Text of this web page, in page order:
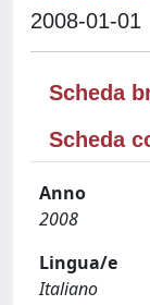
2008-01-01
Scheda
Scheda
Anno
2008
Lingua/e
Italiano